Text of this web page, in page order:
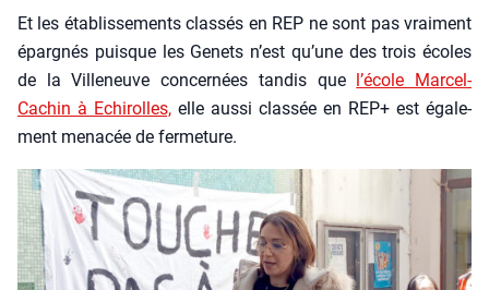
Et les éta­blis­se­ments clas­sés en REP ne sont pas vrai­ment
épar­gnés puisque les Genets n’est qu’une des trois écoles
de la Vil­le­neuve concer­nées tan­dis que
l’école Mar­cel-
Cachin à Echi­rolles, elle aus­si clas­sée en REP+ est éga­le­
ment mena­cée de fer­me­ture.